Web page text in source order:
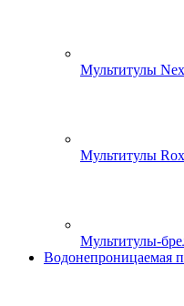
Мультитулы
Мультитулы
Мультитулы-
Водонепроницаемая